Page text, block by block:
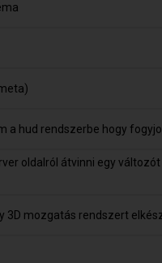
a hud rendszerbe hogy
oldalról átvinni egy
3D mozgatás rendszert